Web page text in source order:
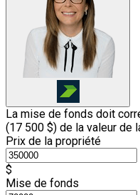
La mise de fonds doit
(17 500 $) de la valeur de
Prix de la propriété
$
Mise de fonds